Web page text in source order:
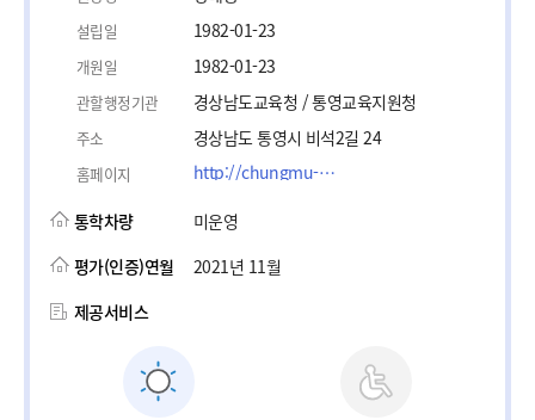
설립일 1982-01-23
개원일 1982-01-23
관할행정기관 경상남도교육청 / 통영교육지원청
주소 경상남도 통영시 비석2길 24
홈페이지 http://chungmu-p.gne.go.kr
통학차량
미운영
평가(인증)연월
2021년 11월
제공서비스